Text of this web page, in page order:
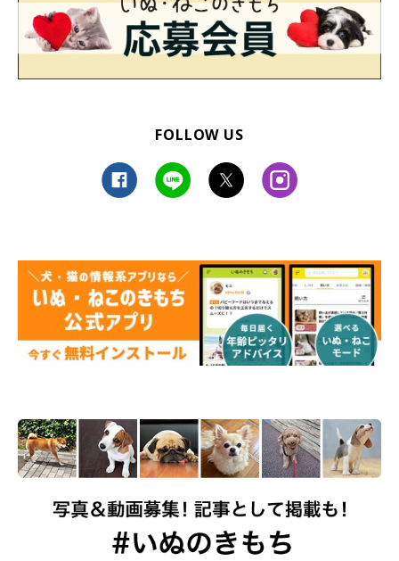
も極力させないよう気をつけているそう。
このほか、ほかの病気を発症しないよう、外出先では服を着せる
ようになったのだとか。
ラリア対策として服を着せ始めたのをきっかけに、冬の散歩で体
温を下げないための防寒着もそろえるようになり、季節に応じた
モコ吉くんの服が今では200着以上に。
ーー。笹島さん夫妻が前向きに病気と向き合う決意をするまでの
様子をご紹介します。
※各情報は2021年10月7日現在の情報です。
のしあわせへ』
取材協力／羽根木動物病院 院長 有井良貴先生
写真／大森大祐
FOLLOW US